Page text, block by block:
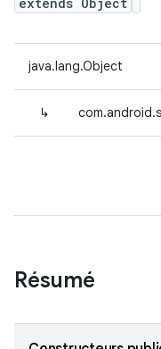
java.lang.Object
↳
Résumé